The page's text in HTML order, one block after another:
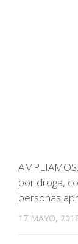
por droga,
personas
17 MAYO,